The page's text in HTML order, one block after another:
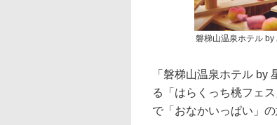
磐梯山温泉ホテル by
「磐梯山温泉ホテル by
る「はらくっち桃フェ
で「おなかいっぱい」の